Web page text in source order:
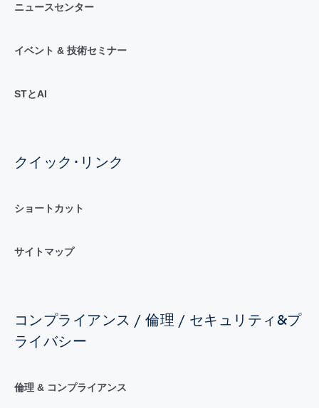
ニュースセンター
イベント & 技術セミナー
STとAI
クイック･リンク
ショートカット
サイトマップ
コンプライアンス / 倫理 / セキュリティ&プ
ライバシー
倫理 & コンプライアンス